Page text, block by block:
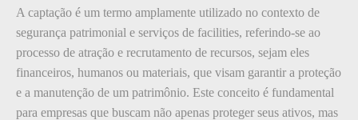
A captação é um termo amplamente utilizado no contexto de
segurança patrimonial e serviços de facilities, referindo-se ao
processo de atração e recrutamento de recursos, sejam eles
financeiros, humanos ou materiais, que visam garantir a proteção
e a manutenção de um patrimônio. Este conceito é fundamental
para empresas que buscam não apenas proteger seus ativos, mas